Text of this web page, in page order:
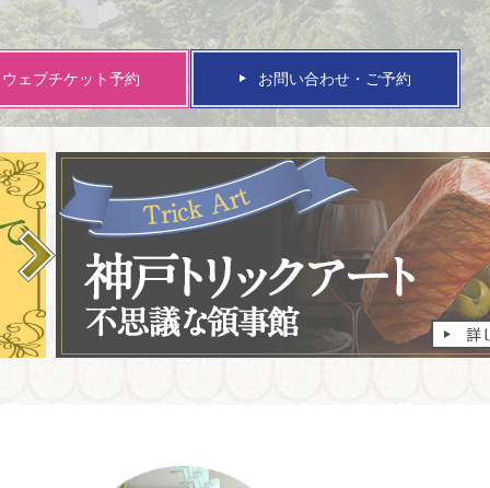
ウェブチケット予約 お問い合わせ・ご予約